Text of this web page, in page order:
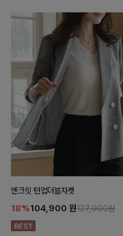
엔크릿 턴업더블자켓
18%104,900 원127,900원